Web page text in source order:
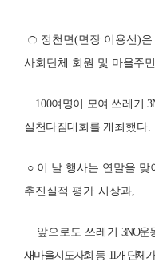
○ 정천면(면장 이용선)
사회단체 회원 및 마을주민
100여명이 모여 쓰레기
실천다짐대회를 개최했다.
○ 이 날 행사는 연말을 맞
추진실적 평가·시상과,
앞으로도 쓰레기 3NO운
새마을지도자회 등 11개 단체가